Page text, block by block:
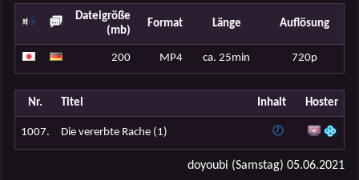
Dateigröße
(mb)
Format Länge Auflösung
200 MP4 ca. 25min 720p
Nr. Titel Inhalt Hoster
1007. Die vererbte Rache (1)
doyoubi (Samstag) 05.06.2021